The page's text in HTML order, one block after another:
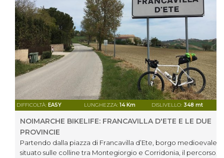
DIFFICOLTÀ: EASY LUNGHEZZA: 14 Km DISLIVELLO: 348 mt
NOIMARCHE BIKELIFE: FRANCAVILLA D'ETE E LE DUE
PROVINCIE
Partendo dalla piazza di Francavilla d’Ete, borgo medioevale
situato sulle colline tra Montegiorgio e Corridonia, il percorso,